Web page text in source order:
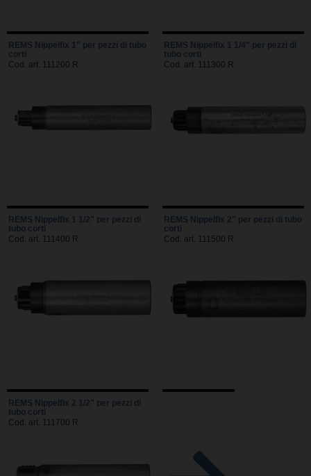
REMS Nippelfix 1" per pezzi di tubo
corti
Cod. art. 111200 R
REMS Nippelfix 1 1/4" per pezzi di
tubo corti
Cod. art. 111300 R
REMS Nippelfix 1 1/2" per pezzi di
tubo corti
Cod. art. 111400 R
REMS Nippelfix 2" per pezzi di tubo
corti
Cod. art. 111500 R
REMS Nippelfix 2 1/2" per pezzi di
tubo corti
Cod. art. 111700 R